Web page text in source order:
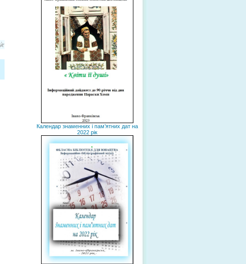
Календар знаменних і пам’ятних дат на
2022 рік